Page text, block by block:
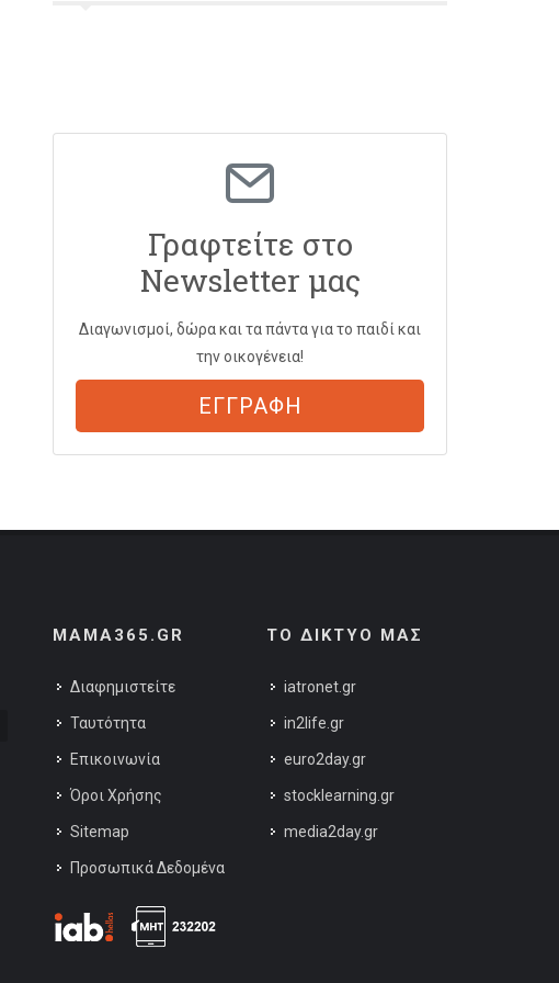
Γραφτείτε στο
Newsletter μας
Διαγωνισμοί, δώρα και τα πάντα για το παιδί και
την οικογένεια!
ΕΓΓΡΑΦΗ
MAMA365.GR
Διαφημιστείτε
Ταυτότητα
Επικοινωνία
Όροι Χρήσης
Sitemap
Προσωπικά Δεδομένα
ΤΟ ΔΙΚΤΥΟ ΜΑΣ
iatronet.gr
in2life.gr
euro2day.gr
stocklearning.gr
media2day.gr